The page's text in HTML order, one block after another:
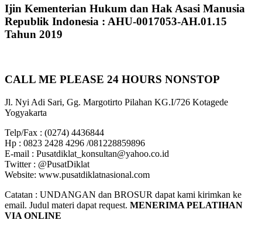
Ijin Kementerian Hukum dan Hak Asasi Manusia
Republik Indonesia : AHU-0017053-AH.01.15
Tahun 2019
CALL ME PLEASE 24 HOURS NONSTOP
Jl. Nyi Adi Sari, Gg. Margotirto Pilahan KG.I/726 Kotagede
Yogyakarta
Telp/Fax : (0274) 4436844
Hp : 0823 2428 4296 /081228859896
E-mail : Pusatdiklat_konsultan@yahoo.co.id
Twitter : @PusatDiklat
Website: www.pusatdiklatnasional.com
Catatan : UNDANGAN dan BROSUR dapat kami kirimkan ke
email. Judul materi dapat request. MENERIMA PELATIHAN
VIA ONLINE